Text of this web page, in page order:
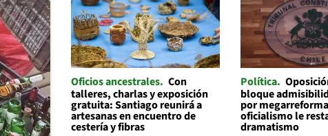
Oficios ancestrales Con
talleres, charlas y exposición
gratuita: Santiago reunirá a
artesanas en encuentro de
cestería y fibras
Política
bloque
por
oficialismo le
dramatismo